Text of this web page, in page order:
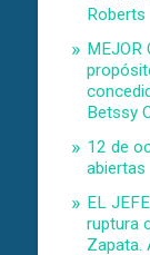
Roberts
MEJOR
Betssy
12 de
abiertas
EL
ruptura
Zapata.